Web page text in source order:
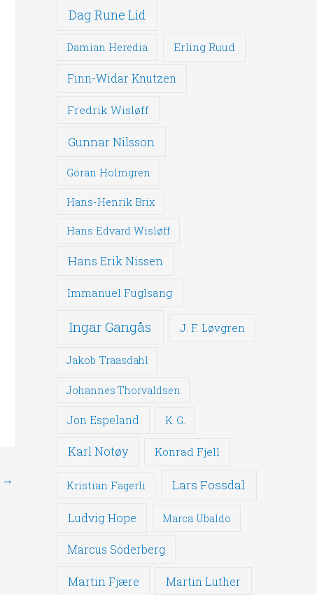
→
Dag Rune Lid
Damian Heredia Erling Ruud
Finn-Widar Knutzen
Fredrik Wisløff
Gunnar Nilsson
Göran Holmgren
Hans-Henrik Brix
Hans Edvard Wisløff
Hans Erik Nissen
Immanuel Fuglsang
Ingar Gangås J. F. Løvgren
Jakob Traasdahl
Johannes Thorvaldsen
Jon Espeland K. G.
Karl Notøy Konrad Fjell
Kristian Fagerli Lars Fossdal
Ludvig Hope Marca Ubaldo
Marcus Söderberg
Martin Fjære Martin Luther